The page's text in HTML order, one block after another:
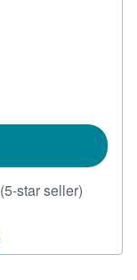
(5-star seller)
out